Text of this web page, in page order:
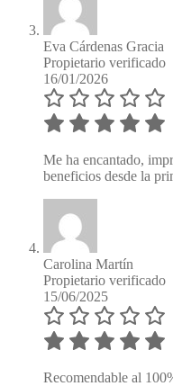
Eva Cárdenas Gracia
Propietario verificado
16/01/2026
Me ha encantado,
beneficios desde la
Carolina Martín
Propietario verificado
15/06/2025
Recomendable al